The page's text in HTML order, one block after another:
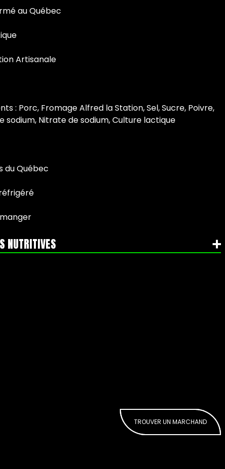
au Québec
Artisanale
: Porc, Fromage Alfred la Station, Sel, Sucre, Poivre,
sodium, Nitrate de sodium, Culture lactique
du Québec
NUTRITIVES
TROUVER UN MARCHAND